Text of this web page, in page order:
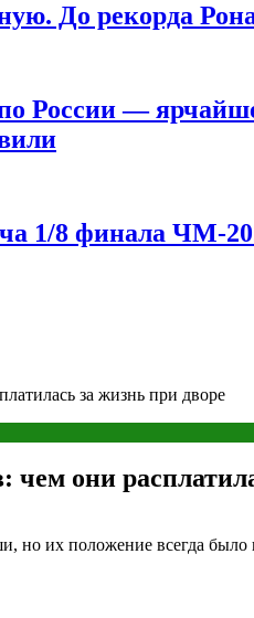
До рекорда
России —
1/8 финала ЧМ-
за жизнь при дворе
они
но их положение всегда